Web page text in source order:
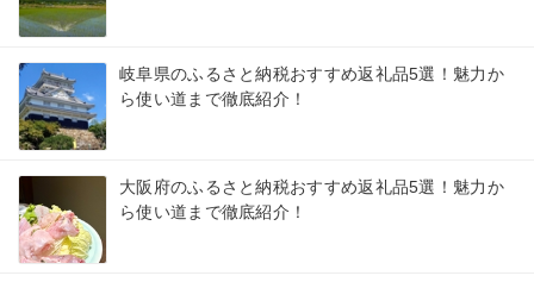
岐阜県のふるさと納税おすすめ返礼品5選！魅力か
ら使い道まで徹底紹介！
大阪府のふるさと納税おすすめ返礼品5選！魅力か
ら使い道まで徹底紹介！